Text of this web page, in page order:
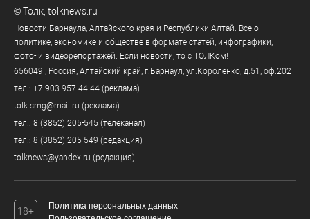
©Толк tolknews.ru
Новости Барнаула, Алтайского края и Республики Алтай. Все о
политике, экономике и обществе в формате статей, инфографики,
фото- и видеорепортажей. Если новости, то с ТОЛКом!
656049
, Россия, Алтайский край, г. Барнаул ул.Короленко, д.51, оф.202
тел.: +7 903 957 44-44 (реклама)
tolk.smg@mail.ru (реклама)
тел.: 8 (3852) 205-545 (телеканал)
тел.: 8 (3852) 205-549 (редакция)
tolknews@yandex.ru (редакция)
18+
Политика персональных данных